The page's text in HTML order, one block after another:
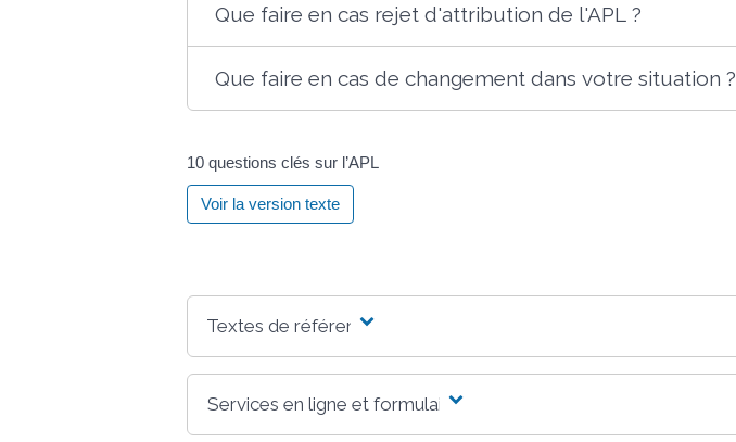
Que faire en cas rejet d'attribution de l'APL ?
Que faire en cas de changement dans votre situation ?
10 questions clés sur l’APL
Voir la version texte
Textes de référence
Services en ligne et formulaires